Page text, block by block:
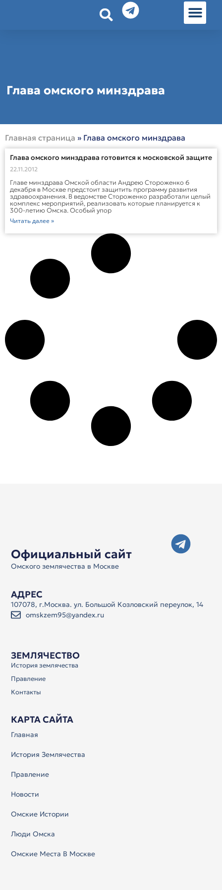
Глава омского минздрава
Главная страница » Глава омского минздрава
Глава омского минздрава готовится к московской защите
22.11.2012
Главе минздрава Омской области Андрею Стороженко 6
декабря в Москве предстоит защитить программу развития
здравоохранения. В ведомстве Стороженко разработали целый
комплекс мероприятий, реализовать которые планируется к
300-летию Омска. Особый упор
Читать далее »
Официальный сайт
Омского землячества в Москве
ЗЕМЛЯЧЕСТВО
История землячества
Правление
Контакты
КАРТА САЙТА
Главная
История Землячества
Правление
Новости
Омские Истории
Люди Омска
Омские Места В Москве
АДРЕС
107078, г.Москва. ул. Большой Козловский переулок, 14
omskzem95@yandex.ru